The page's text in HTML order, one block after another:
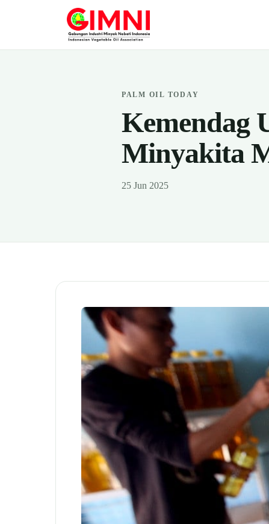
PALM OIL TODAY
Kemendag
Minyakita
25 Jun 2025